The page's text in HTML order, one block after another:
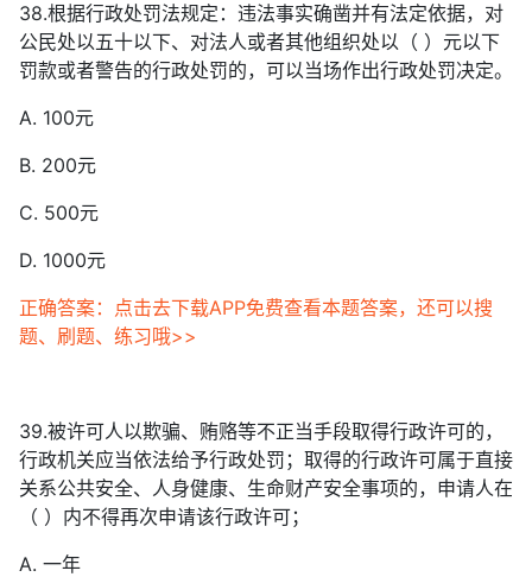
38.根据行政处罚法规定：违法事实确凿并有法定依据，对
公民处以五十以下、对法人或者其他组织处以（ ）元以下
罚款或者警告的行政处罚的，可以当场作出行政处罚决定。
A. 100元
B. 200元
C. 500元
D. 1000元
正确答案：点击去下载APP免费查看本题答案，还可以搜
题、刷题、练习哦>>
39.被许可人以欺骗、贿赂等不正当手段取得行政许可的，
行政机关应当依法给予行政处罚；取得的行政许可属于直接
关系公共安全、人身健康、生命财产安全事项的，申请人在
（ ）内不得再次申请该行政许可；
A. 一年